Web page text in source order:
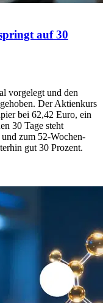
auf 30
vorgelegt und den
Der Aktienkurs
bei 62,42 Euro, ein
30 Tage steht
zum 52-Wochen-
gut 30 Prozent.